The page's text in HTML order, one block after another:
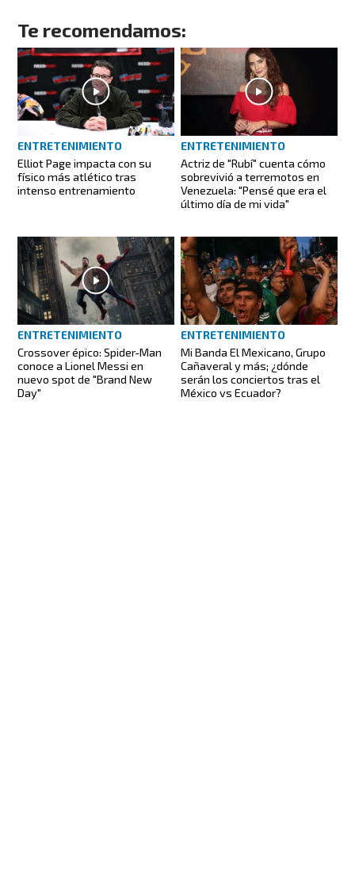
Te recomendamos:
ENTRETENIMIENTO
Elliot Page impacta con su
físico más atlético tras
intenso entrenamiento
ENTRETENIMIENTO
Actriz de "Rubí" cuenta cómo
sobrevivió a terremotos en
Venezuela: "Pensé que era el
último día de mi vida"
ENTRETENIMIENTO
Crossover épico: Spider-Man
conoce a Lionel Messi en
nuevo spot de "Brand New
Day"
ENTRETENIMIENTO
Mi Banda El Mexicano, Grupo
Cañaveral y más; ¿dónde
serán los conciertos tras el
México vs Ecuador?